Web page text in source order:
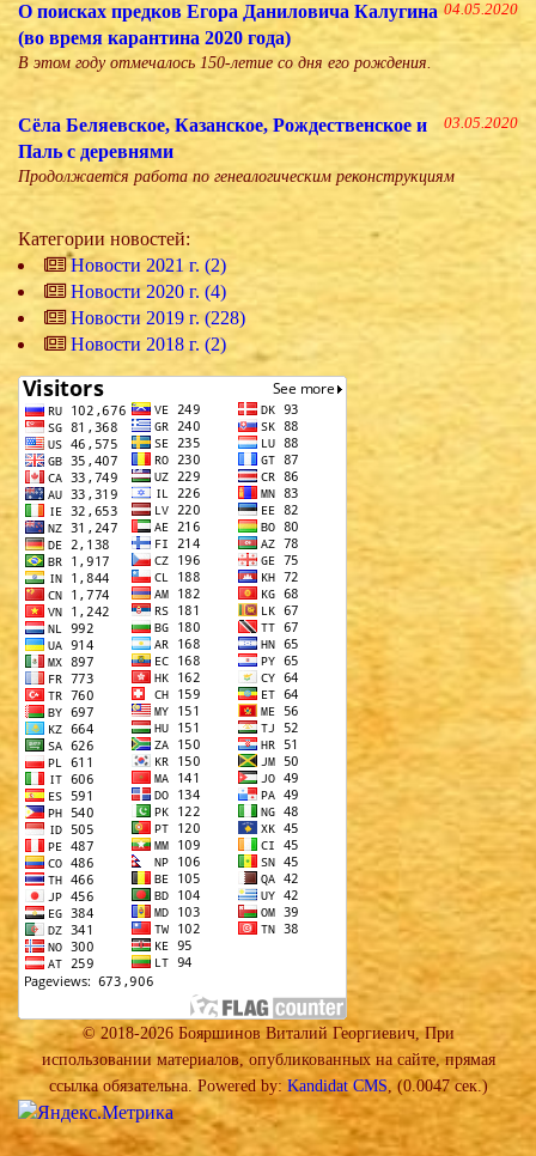
04.05.2020
О поисках предков Егора Даниловича Калугина
(во время карантина 2020 года)
В этом году отмечалось 150-летие со дня его рождения.
03.05.2020
Сёла Беляевское, Казанское, Рождественское и
Паль с деревнями
Продолжается работа по генеалогическим реконструкциям
Категории новостей:
Новости 2021 г. (2)
Новости 2020 г. (4)
Новости 2019 г. (228)
Новости 2018 г. (2)
© 2018-2026 Бояршинов Виталий Георгиевич, При
использовании материалов, опубликованных на сайте, прямая
ссылка обязательна. Powered by: Kandidat CMS, (0.0047 сек.)